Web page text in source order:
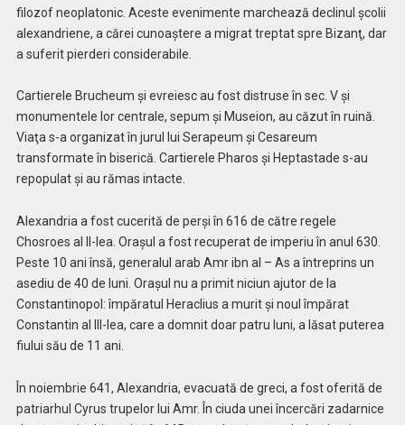
filozof neoplatonic. Aceste evenimente marchează declinul şcolii
alexandriene, a cărei cunoaştere a migrat treptat spre Bizanţ, dar
a suferit pierderi considerabile.
Cartierele Brucheum şi evreiesc au fost distruse în sec. V şi
monumentele lor centrale, sepum şi Museion, au căzut în ruină.
Viaţa s-a organizat în jurul lui Serapeum şi Cesareum
transformate în biserică. Cartierele Pharos şi Heptastade s-au
repopulat şi au rămas intacte.
Alexandria a fost cucerită de perşi în 616 de către regele
Chosroes al II-lea. Oraşul a fost recuperat de imperiu în anul 630.
Peste 10 ani însă, generalul arab Amr ibn al – As a întreprins un
asediu de 40 de luni. Oraşul nu a primit niciun ajutor de la
Constantinopol: împăratul Heraclius a murit şi noul împărat
Constantin al III-lea, care a domnit doar patru luni, a lăsat puterea
fiului său de 11 ani.
În noiembrie 641, Alexandria, evacuată de greci, a fost oferită de
patriarhul Cyrus trupelor lui Amr. În ciuda unei încercări zadarnice